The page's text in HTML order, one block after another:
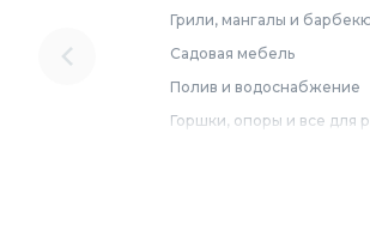
Грили, мангалы и
Садовая мебель
Полив и водоснабжение
Горшки, опоры и все для